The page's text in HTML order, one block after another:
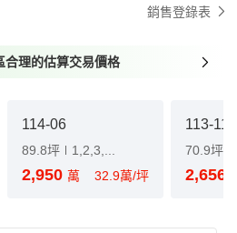
銷售登錄表
理的估算交易價格
114-06
89.8坪 1,2,3,...
2,950 萬 32.9萬/坪
113-11
70.9坪
2,656